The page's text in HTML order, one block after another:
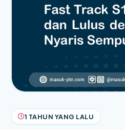
1 TAHUN YANG LALU